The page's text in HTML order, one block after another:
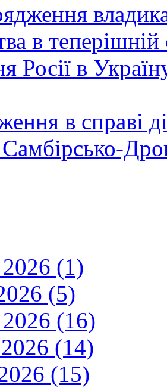
в теперішній
Росії в
в справі
Самбірсько-
(1)
(5)
(16)
(14)
(15)